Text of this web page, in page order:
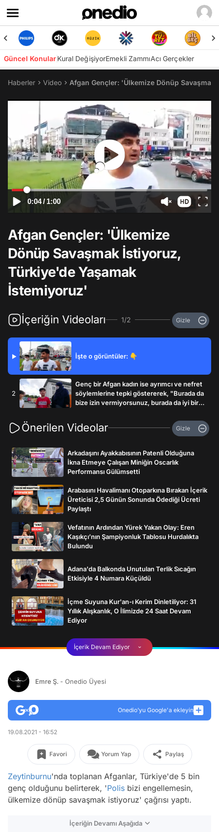
Güncel KonularKural DeğişiyorEmekli ZammıAcı Gerçekler
Haberler Video Afgan Gençler: 'Ülkemize Dönüp
0:04/ 1:00
Afgan Gençler: 'Ülkemize
Dönüp Savaşmak İstiyoruz,
Türkiye'de Yaşamak
İstemiyoruz'
İçeriğin Videoları 1/2 Gizle
▶ İşte o görüntüler: 👇
2
Genç bir Afgan kadın ise ayrımcı ve nefret
söylemlerine tepki göstererek, "Burada da
bize izin vermiyorsunuz, burada da iyi bir
geliyor diyor ki 'Ben Afganı karşımda
görsem, çarparım ona.' Ne demek oluyor
Ülkemize gidip savaşmak istiyoruz, bunu
anlatamıyoruz kimseye. Neden kimse bizi
dinlemiyor" dedi.
Önerilen Videolar Gizle
Arkadaşını Ayakkabısının Patenli Olduğuna
İkna Etmeye Çalışan Miniğin Oscarlık
Performansı Gülümsetti
Arabasını Havalimanı Otoparkına Bırakan İçerik
Üreticisi 2,5 Günün Sonunda Ödediği Ücreti
Paylaştı
Vefatının Ardından Yürek Yakan Olay: Eren
Kaşıkçı’nın Şampiyonluk Tablosu Hurdalıkta
Bulundu
Adana'da Balkonda Unutulan Terlik Sıcağın
Etkisiyle 4 Numara Küçüldü
İçme Suyuna Kur'an-ı Kerim Dinletiliyor: 31
Yıllık Alışkanlık, O İlimizde 24 Saat Devam
Ediyor
İçerik Devam Ediyor
Emre Ş. - Onedio Üyesi
Onedio’yu Google'a ekleyin
19.08.2021 - 16:52
Favori Yorum Yap Paylaş
Zeytinburnu'nda toplanan Afganlar, Türkiye'de 5 bin
genç olduğunu belirterek, 'Polis bizi engellemesin,
ülkemize dönüp savaşmak istiyoruz' çağrısı yaptı.
İçeriğin Devamı Aşağıda